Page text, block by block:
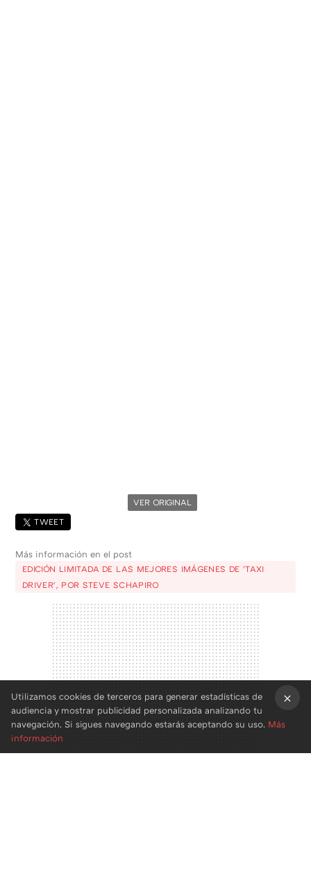
VER ORIGINAL
TWEET
Más información en el post
EDICIÓN LIMITADA DE LAS MEJORES IMÁGENES DE 'TAXI
DRIVER', POR STEVE SCHAPIRO
Utilizamos cookies de terceros para generar estadísticas de
audiencia y mostrar publicidad personalizada analizando tu
navegación. Si sigues navegando estarás aceptando su uso. Más
información